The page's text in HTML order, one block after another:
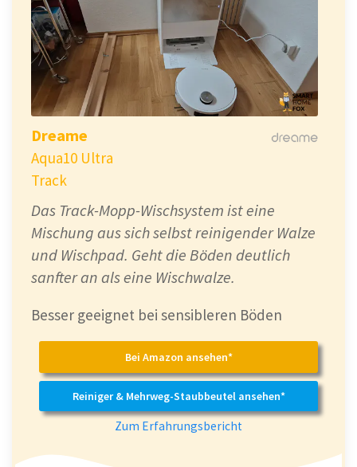
Dreame
Aqua10 Ultra
Track
Das Track-Mopp-Wischsystem ist eine
Mischung aus sich selbst reinigender Walze
und Wischpad. Geht die Böden deutlich
sanfter an als eine Wischwalze.
Besser geeignet bei sensibleren Böden
Bei Amazon ansehen*
Reiniger & Mehrweg-Staubbeutel ansehen*
Zum Erfahrungsbericht